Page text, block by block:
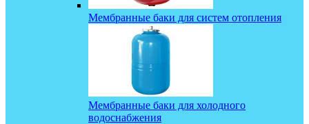
Мембранные баки для систем отопления
Мембранные баки для холодного
водоснабжения